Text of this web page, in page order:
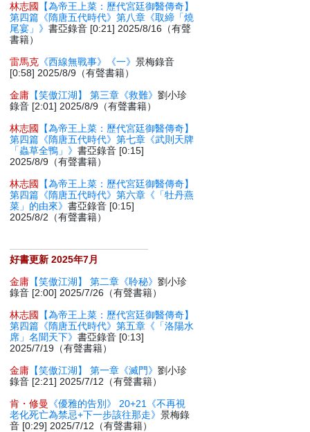
林志國
【為帝王上菜：歷代宮廷御醫傳奇】
第四篇《隋唐五代時代》第八章《取締「燒
尾宴」》書亞錄音 [0:21] 2025/8/16（有聲
書籍）
雷馬克 《西線無戰事》《一》景梅錄音
[0:58] 2025/8/9（有聲書籍）
金庸 【笑傲江湖】 第三章《救難》劉小珍
錄音 [2:01] 2025/8/9（有聲書籍）
林志國
【為帝王上菜：歷代宮廷御醫傳奇】
第四篇《隋唐五代時代》第七章《武則天牌
「蟲草全鴨」》書亞錄音 [0:15]
2025/8/9（有聲書籍）
林志國
【為帝王上菜：歷代宮廷御醫傳奇】
第四篇《隋唐五代時代》第六章《「牡丹燕
菜」的由來》書亞錄音 [0:15]
2025/8/2（有聲書籍）
好書更新 2025年7月
金庸 【笑傲江湖】 第二章《聆秘》劉小珍
錄音 [2:00] 2025/7/26（有聲書籍）
林志國
【為帝王上菜：歷代宮廷御醫傳奇】
第四篇《隋唐五代時代》第五章《「洛陽水
席」名聞天下》書亞錄音 [0:13]
2025/7/19（有聲書籍）
金庸 【笑傲江湖】 第一章《滅門》劉小珍
錄音 [2:21] 2025/7/12（有聲書籍）
肯・修曼
《優雅的告別》 20+21《不再視
老化死亡為禁忌+下一步該往那走》景梅錄
音 [0:29] 2025/7/12（有聲書籍）